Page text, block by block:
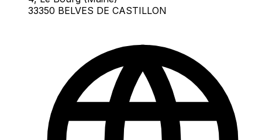
33350 BELVES DE CASTILLON